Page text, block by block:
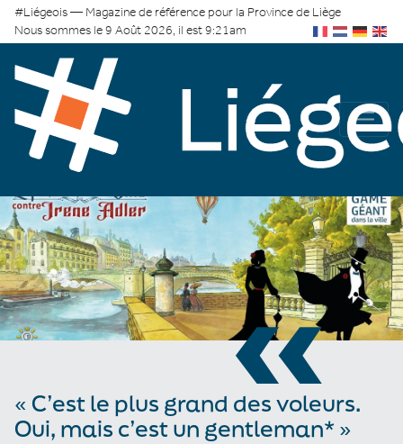
#Liégeois — Magazine de référence pour la Province de Liège
Nous sommes le 9 Août 2026, il est 9:21am
«
« C’est le plus grand des voleurs.
Oui, mais c’est un gentleman* »